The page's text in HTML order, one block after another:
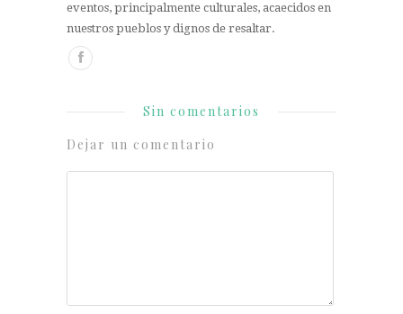
eventos, principalmente culturales, acaecidos en
nuestros pueblos y dignos de resaltar.
Sin comentarios
Dejar un comentario